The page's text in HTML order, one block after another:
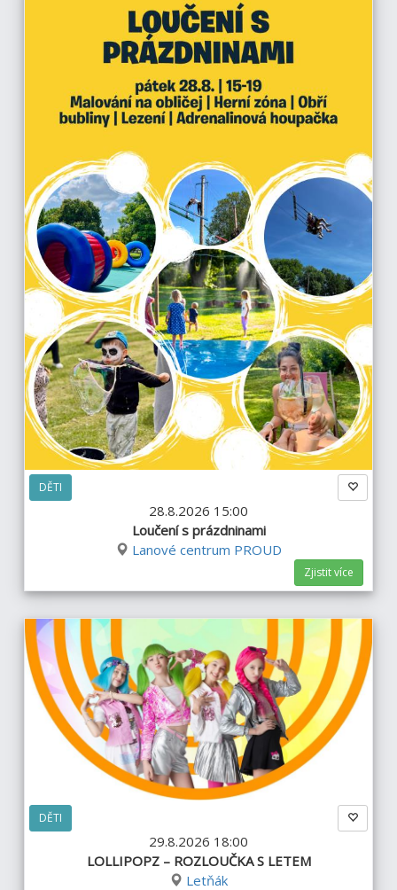
DĚTI
28.8.2026 15:00
Loučení s prázdninami
Lanové centrum PROUD
Zjistit více
DĚTI
29.8.2026 18:00
LOLLIPOPZ – ROZLOUČKA S LETEM
Letňák